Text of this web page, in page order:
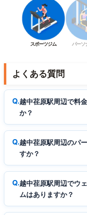
スポーツジム パーソ
よくある質問
越中荏原駅周辺で料
か？
越中荏原駅周辺のパ
すか？
越中荏原駅周辺でウ
ムはありますか？